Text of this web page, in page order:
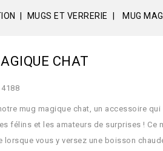
MUGS ET VERRERIE MUG
CHAT
4188
mug magique chat, un accessoire
félins et les amateurs de surprises ! Ce
lorsque vous y versez une boisson